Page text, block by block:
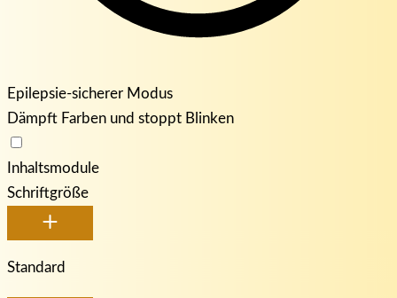
Epilepsie-sicherer Modus
Dämpft Farben und stoppt Blinken
Inhaltsmodule
Schriftgröße
Standard